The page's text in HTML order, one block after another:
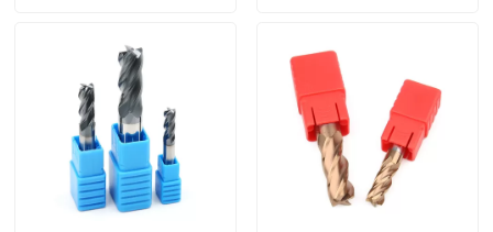
Chi siamo
Giro della fabbrica
Controllo di qualità